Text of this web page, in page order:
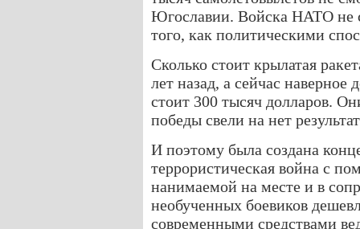
Югославии. Войска НАТО не
того, как политическими
Сколько стоит крылатая
лет назад, а сейчас наверное
стоит 300 тысяч долларов.
победы свели на нет
И поэтому была создана
террористическая война с
нанимаемой на месте и в
необученных боевиков
современными средствами